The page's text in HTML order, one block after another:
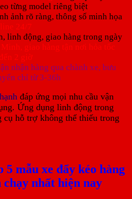
từng model riêng biệt
ảnh rõ ràng, thông số minh họa
24/7
linh động, giao hàng trong ngày
giao hàng tận nơi hỏa tốc
2 giờ
nhận hàng qua chành xe, bưu
chỉ từ 3-36h
đáp ứng mọi nhu cầu vận
Ứng dụng linh động trong
cụ hỗ trợ không thể thiếu trong
mẫu xe đẩy kéo hàng
nhất hiện nay